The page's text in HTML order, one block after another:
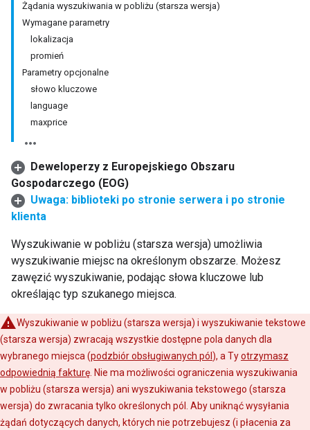
Żądania wyszukiwania w pobliżu (starsza wersja)
Wymagane parametry
lokalizacja
promień
Parametry opcjonalne
słowo kluczowe
language
maxprice
Deweloperzy z Europejskiego Obszaru
Gospodarczego (EOG)
Uwaga: biblioteki po stronie serwera i po stronie
klienta
Wyszukiwanie w pobliżu (starsza wersja) umożliwia
wyszukiwanie miejsc na określonym obszarze. Możesz
zawęzić wyszukiwanie, podając słowa kluczowe lub
określając typ szukanego miejsca.
Wyszukiwanie w pobliżu (starsza wersja) i wyszukiwanie tekstowe
(starsza wersja) zwracają wszystkie dostępne pola danych dla
wybranego miejsca (podzbiór obsługiwanych pól ), a Tyotrzymasz
odpowiednią fakturę . Nie ma możliwości ograniczenia wyszukiwania
w pobliżu (starsza wersja) ani wyszukiwania tekstowego (starsza
wersja) do zwracania tylko określonych pól. Aby uniknąć wysyłania
żądań dotyczących danych, których nie potrzebujesz (i płacenia za